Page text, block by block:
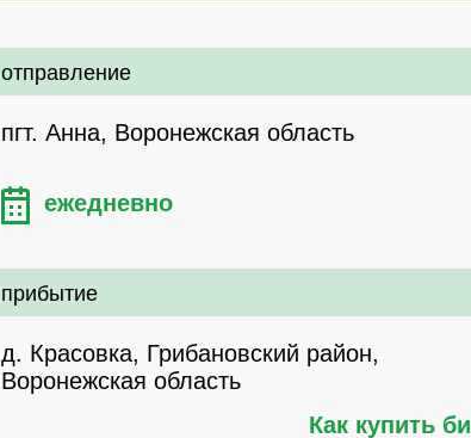
отправление
пгт. Анна, Воронежская область
ежедневно
прибытие
д. Красовка, Грибановский район,
Воронежская область
Как купить